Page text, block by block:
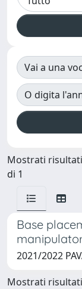
Vai a una
O digita
Mostrati risultati
di 1
Base
2021/2022
Mostrati risultati